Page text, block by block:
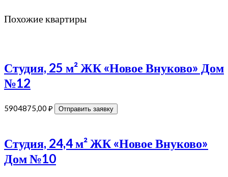
Похожие квартиры
Студия, 25 м² ЖК «Новое Внуково» Дом
№12
5904875,00 ₽ Отправить заявку
Студия, 24,4 м² ЖК «Новое Внуково»
Дом №10